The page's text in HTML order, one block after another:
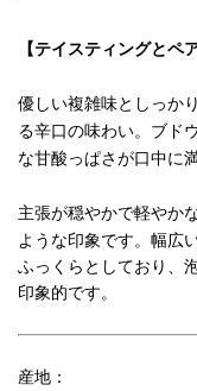
【テイスティングとペ
優しい複雑味としっか
る辛口の味わい。ブド
な甘酸っぱさが口中に
主張が穏やかで軽やか
ような印象です。幅広
ふっくらとしており、
印象的です。
産地：